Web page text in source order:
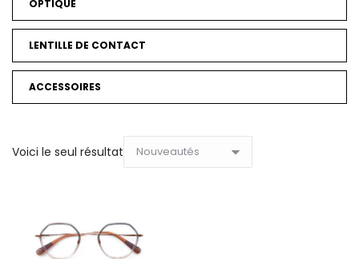
OPTIQUE
LENTILLE DE CONTACT
ACCESSOIRES
Voici le seul résultat